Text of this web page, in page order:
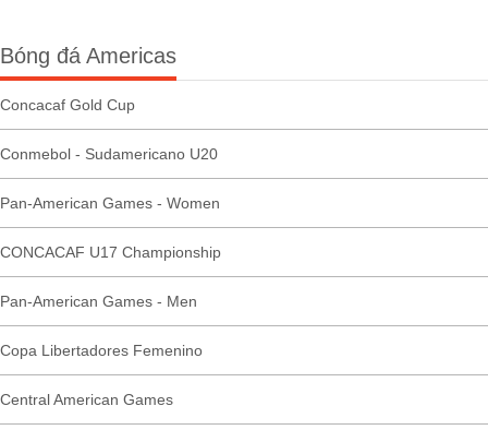
Bóng đá Americas
Concacaf Gold Cup
Conmebol - Sudamericano U20
Pan-American Games - Women
CONCACAF U17 Championship
Pan-American Games - Men
Copa Libertadores Femenino
Central American Games